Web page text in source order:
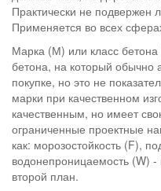
Практически не
Применяется во всех
Марка (М) или класс бетона
бетона, на который обычно
покупке, но это не
марки при качественном
качественным, но имеет
ограниченные проектные
как: морозостойкость (F),
водонепроницаемость (W) -
второй план.